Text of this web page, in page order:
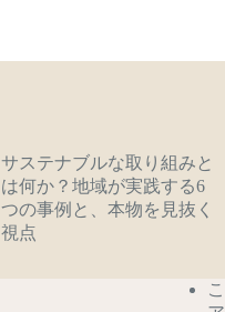
サステナブルな取り組みと
は何か？地域が実践する6
つの事例と、本物を見抜く
視点